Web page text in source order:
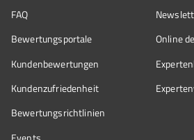
FAQ
Bewertungsportale
Kundenbewertungen
Kundenzufriedenheit
Bewertungs­richtlinien
Online